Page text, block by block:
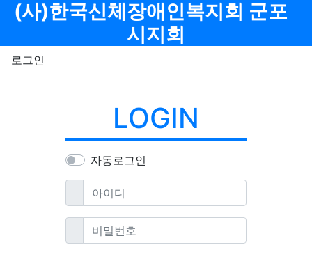
메뉴
(사)한국신체장애인복지회 군포
시지회
로그인
LOGIN
자동로그인
아이디필수
비밀번호필수